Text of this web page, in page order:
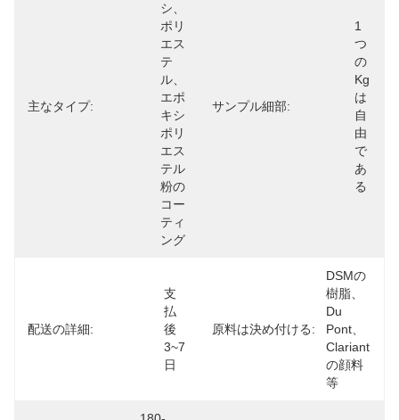
主なタイプ:
シ、
ポリ
エス
テ
ル、
エポ
キシ
ポリ
エス
テル
粉の
コー
ティ
ング
サンプル細部:
1
つ
の
Kg
は
自
由
で
あ
る
配送の詳細:
支
払
後
3~7
日
原料は決め付ける:
DSMの
樹脂、
Du
Pont、
Clariant
の顔料
等